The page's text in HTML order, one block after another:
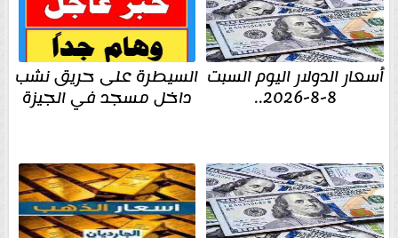
أسعار الدولار اليوم السبت
8-8-2026..
السيطرة على حريق نشب
داخل مسجد في الجيزة